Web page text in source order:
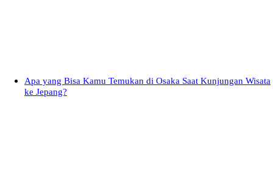
Apa yang Bisa Kamu Temukan di Osaka Saat Kunjungan Wisata
ke Jepang?